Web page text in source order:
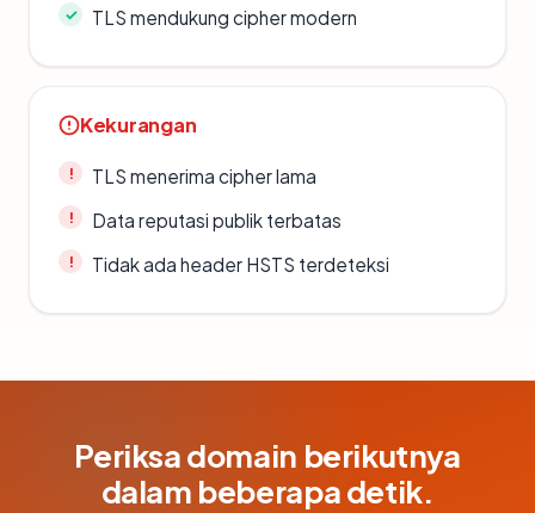
TLS mendukung cipher modern
Kekurangan
TLS menerima cipher lama
Data reputasi publik terbatas
Tidak ada header HSTS terdeteksi
Periksa domain berikutnya
dalam beberapa detik.